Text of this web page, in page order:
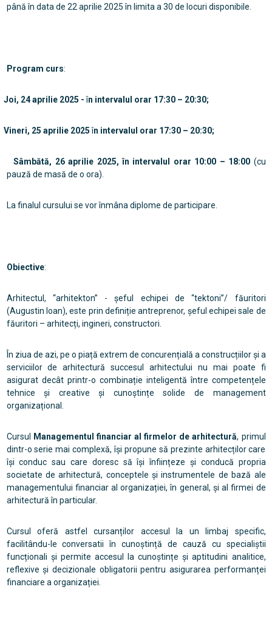
până în data de 22 aprilie 2025 în limita a 30 de locuri disponibile.
Program curs:
Joi, 24 aprilie 2025 -în intervalul orar 17:30 – 20:30;
Vineri, 25 aprilie 2025în intervalul orar 17:30 – 20:30;
Sâmbătă, 26 aprilie 2025, în intervalul orar 10:00 – 18:00 (cu
pauză de masă de o ora).
La finalul cursului se vor înmâna diplome de participare.
Obiective:
Arhitectul, “arhitekton” - șeful echipei de “tektoni”/ făuritori
(Augustin Ioan), este prin definiție antreprenor, șeful echipei sale de
făuritori – arhitecți, ingineri, constructori.
În ziua de azi, pe o piață extrem de concurențială a construcțiilor și a
serviciilor de arhitectură succesul arhitectului nu mai poate fi
asigurat decât printr-o combinație inteligentă între competențele
tehnice și creative și cunoștințe solide de management
organizațional.
Cursul Managementul financiar al firmelor de arhitectură, primul
dintr-o serie mai complexă, își propune să prezinte arhitecților care
își conduc sau care doresc să își înființeze și conducă propria
societate de arhitectură, conceptele și instrumentele de bază ale
managementului financiar al organizației, în general, și al firmei de
arhitectură în particular.
Cursul oferă astfel cursanților accesul la un limbaj specific,
facilitându-le conversatii în cunoștință de cauză cu specialiștii
funcționali și permite accesul la cunoștințe și aptitudini analitice,
reflexive și decizionale obligatorii pentru asigurarea performanței
financiare a organizației.